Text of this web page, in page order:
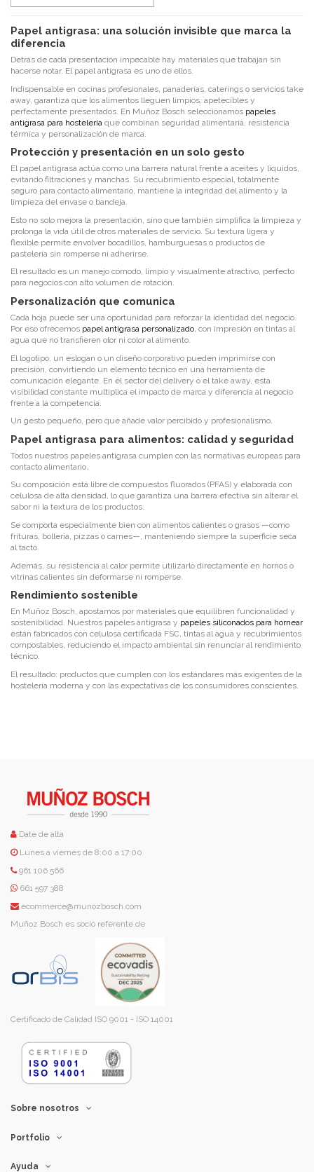
Papel antigrasa: una solución invisible que marca la
diferencia
Detrás de cada presentación impecable hay materiales que trabajan sin
hacerse notar. El papel antigrasa es uno de ellos.
Indispensable en cocinas profesionales, panaderías, caterings o servicios take
away, garantiza que los alimentos lleguen limpios, apetecibles y
perfectamente presentados. En Muñoz Bosch seleccionamos papeles
antigrasa para hostelería que combinan seguridad alimentaria, resistencia
térmica y personalización de marca.
Protección y presentación en un solo gesto
El papel antigrasa actúa como una barrera natural frente a aceites y líquidos,
evitando filtraciones y manchas. Su recubrimiento especial, totalmente
seguro para contacto alimentario, mantiene la integridad del alimento y la
limpieza del envase o bandeja.
Esto no solo mejora la presentación, sino que también simplifica la limpieza y
prolonga la vida útil de otros materiales de servicio. Su textura ligera y
flexible permite envolver bocadillos, hamburguesas o productos de
pastelería sin romperse ni adherirse.
El resultado es un manejo cómodo, limpio y visualmente atractivo, perfecto
para negocios con alto volumen de rotación.
Personalización que comunica
Cada hoja puede ser una oportunidad para reforzar la identidad del negocio.
Por eso ofrecemos papel antigrasa personalizado, con impresión en tintas al
agua que no transfieren olor ni color al alimento.
El logotipo, un eslogan o un diseño corporativo pueden imprimirse con
precisión, convirtiendo un elemento técnico en una herramienta de
comunicación elegante. En el sector del delivery o el take away, esta
visibilidad constante multiplica el impacto de marca y diferencia al negocio
frente a la competencia.
Un gesto pequeño, pero que añade valor percibido y profesionalismo.
Papel antigrasa para alimentos: calidad y seguridad
Todos nuestros papeles antigrasa cumplen con las normativas europeas para
contacto alimentario.
Su composición está libre de compuestos fluorados (PFAS) y elaborada con
celulosa de alta densidad, lo que garantiza una barrera efectiva sin alterar el
sabor ni la textura de los productos.
Se comporta especialmente bien con alimentos calientes o grasos —como
frituras, bollería, pizzas o carnes—, manteniendo siempre la superficie seca
al tacto.
Además, su resistencia al calor permite utilizarlo directamente en hornos o
vitrinas calientes sin deformarse ni romperse.
Rendimiento sostenible
En Muñoz Bosch, apostamos por materiales que equilibren funcionalidad y
sostenibilidad. Nuestros papeles antigrasa y papeles siliconados para hornear
están fabricados con celulosa certificada FSC, tintas al agua y recubrimientos
compostables, reduciendo el impacto ambiental sin renunciar al rendimiento
técnico.
El resultado: productos que cumplen con los estándares más exigentes de la
hostelería moderna y con las expectativas de los consumidores conscientes.
Date de alta
Lunes a viernes de 8:00 a 17:00
961 106 566
661 597 388
ecommerce@munozbosch.com
Muñoz Bosch es socio referente de
Certificado de Calidad ISO 9001 - ISO 14001
Sobre nosotros
Portfolio
Ayuda